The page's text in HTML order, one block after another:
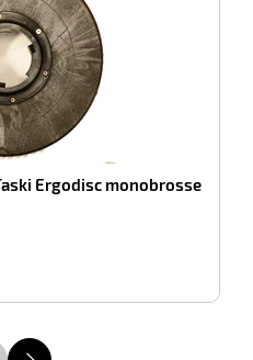
Ergodisc monobrosse